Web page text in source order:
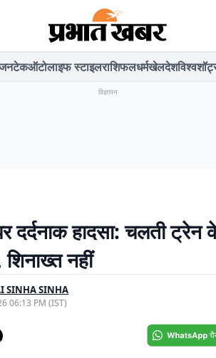
टेकऑटोलाइफ स्टाइलराशिफलधर्मखेलदेशविश्व
विज्ञापन
दर्दनाक हादसा: चलती
नहीं
SINHA SINHA
06:13 PM (IST)